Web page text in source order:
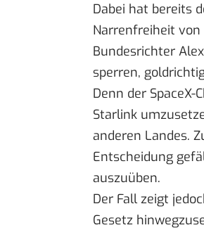
Dabei hat bereits
Narrenfreiheit von
Bundesrichter
sperren,
Denn der
Starlink
anderen Landes.
Entscheidung
auszuüben.
Der Fall zeigt
Gesetz